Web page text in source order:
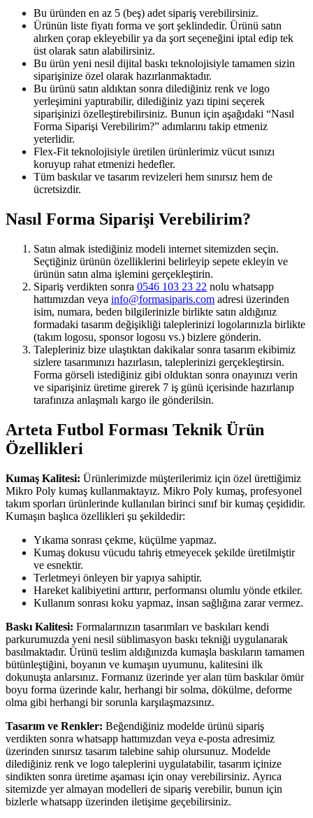
Bu üründen en az 5 (beş) adet sipariş verebilirsiniz.
Ürünün liste fiyatı forma ve şort şeklindedir. Ürünü satın
alırken çorap ekleyebilir ya da şort seçeneğini iptal edip tek
üst olarak satın alabilirsiniz.
Bu ürün yeni nesil dijital baskı teknolojisiyle tamamen sizin
siparişinize özel olarak hazırlanmaktadır.
Bu ürünü satın aldıktan sonra dilediğiniz renk ve logo
yerleşimini yaptırabilir, dilediğiniz yazı tipini seçerek
siparişinizi özelleştirebilirsiniz. Bunun için aşağıdaki “Nasıl
Forma Siparişi Verebilirim?” adımlarını takip etmeniz
yeterlidir.
Flex-Fit teknolojisiyle üretilen ürünlerimiz vücut ısınızı
koruyup rahat etmenizi hedefler.
Tüm baskılar ve tasarım revizeleri hem sınırsız hem de
ücretsizdir.
Nasıl Forma Siparişi Verebilirim?
Satın almak istediğiniz modeli internet sitemizden seçin.
Seçtiğiniz ürünün özelliklerini belirleyip sepete ekleyin ve
ürünün satın alma işlemini gerçekleştirin.
Sipariş verdikten sonra 0546 103 23 22 nolu whatsapp
hattımızdan veya info@formasiparis.com adresi üzerinden
isim, numara, beden bilgilerinizle birlikte satın aldığınız
formadaki tasarım değişikliği taleplerinizi logolarınızla birlikte
(takım logosu, sponsor logosu vs.) bizlere gönderin.
Talepleriniz bize ulaştıktan dakikalar sonra tasarım ekibimiz
sizlere tasarımınızı hazırlasın, taleplerinizi gerçekleştirsin.
Forma görseli istediğiniz gibi olduktan sonra onayınızı verin
ve siparişiniz üretime girerek 7 iş günü içerisinde hazırlanıp
tarafınıza anlaşmalı kargo ile gönderilsin.
Arteta Futbol Forması Teknik Ürün
Özellikleri
Kumaş Kalitesi: Ürünlerimizde müşterilerimiz için özel ürettiğimiz
Mikro Poly kumaş kullanmaktayız. Mikro Poly kumaş, profesyonel
takım sporları ürünlerinde kullanılan birinci sınıf bir kumaş çeşididir.
Kumaşın başlıca özellikleri şu şekildedir:
Yıkama sonrası çekme, küçülme yapmaz.
Kumaş dokusu vücudu tahriş etmeyecek şekilde üretilmiştir
ve esnektir.
Terletmeyi önleyen bir yapıya sahiptir.
Hareket kalibiyetini arttırır, performansı olumlu yönde etkiler.
Kullanım sonrası koku yapmaz, insan sağlığına zarar vermez.
Baskı Kalitesi: Formalarınızın tasarımları ve baskıları kendi
parkurumuzda yeni nesil süblimasyon baskı tekniği uygulanarak
basılmaktadır. Ürünü teslim aldığınızda kumaşla baskıların tamamen
bütünleştiğini, boyanın ve kumaşın uyumunu, kalitesini ilk
dokunuşta anlarsınız. Formanız üzerinde yer alan tüm baskılar ömür
boyu forma üzerinde kalır, herhangi bir solma, dökülme, deforme
olma gibi herhangi bir sorunla karşılaşmazsınız.
Tasarım ve Renkler: Beğendiğiniz modelde ürünü sipariş
verdikten sonra whatsapp hattımızdan veya e-posta adresimiz
üzerinden sınırsız tasarım talebine sahip olursunuz. Modelde
dilediğiniz renk ve logo taleplerini uygulatabilir, tasarım içinize
sindikten sonra üretime aşaması için onay verebilirsiniz. Ayrıca
sitemizde yer almayan modelleri de sipariş verebilir, bunun için
bizlerle whatsapp üzerinden iletişime geçebilirsiniz.